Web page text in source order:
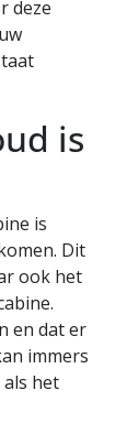
deze
is
is
Dit
ook het
en dat er
immers
het